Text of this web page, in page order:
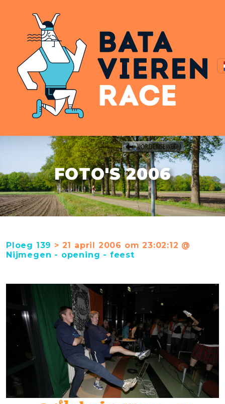
FOTO'S 2006
Ploeg 139 > 21 april 2006 om 23:02:12 @
Nijmegen - opening - feest